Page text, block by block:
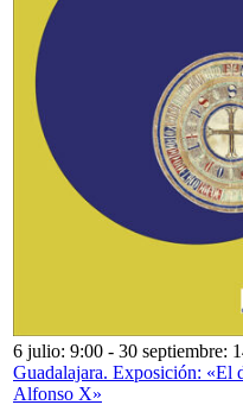
6 julio: 9:00 - 30 septiembre:
Guadalajara. Exposición: «El
Alfonso X»